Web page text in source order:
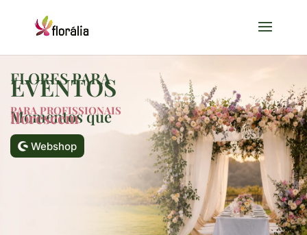
FLORES PARA
EVENTOS
PARA PROFISSIONAIS
Momentos que
florescem
Webshop